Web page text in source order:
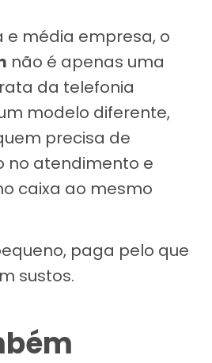
e média empresa, o
não é apenas uma
da telefonia
modelo diferente,
precisa de
no atendimento e
caixa ao mesmo
paga pelo que
sustos.